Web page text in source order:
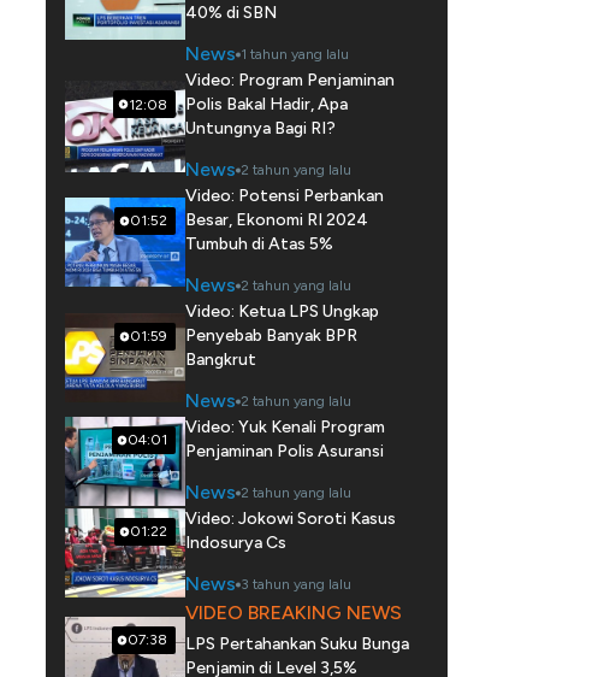
40% di SBN
News 1 tahun yang lalu
12:08
Video: Program Penjaminan
Polis Bakal Hadir, Apa
Untungnya Bagi RI?
News 2 tahun yang lalu
01:52
Video: Potensi Perbankan
Besar, Ekonomi RI 2024
Tumbuh di Atas 5%
News 2 tahun yang lalu
01:59
Video: Ketua LPS Ungkap
Penyebab Banyak BPR
Bangkrut
News 2 tahun yang lalu
04:01
Video: Yuk Kenali Program
Penjaminan Polis Asuransi
News 2 tahun yang lalu
01:22
Video: Jokowi Soroti Kasus
Indosurya Cs
News 3 tahun yang lalu
07:38
VIDEO BREAKING NEWS
LPS Pertahankan Suku Bunga
Penjamin di Level 3,5%